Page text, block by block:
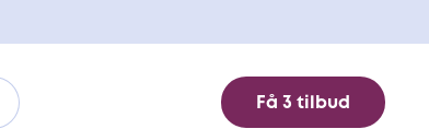
Få 3 tilbud